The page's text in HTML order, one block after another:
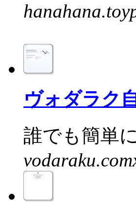
ヴォダラク
誰でも簡単